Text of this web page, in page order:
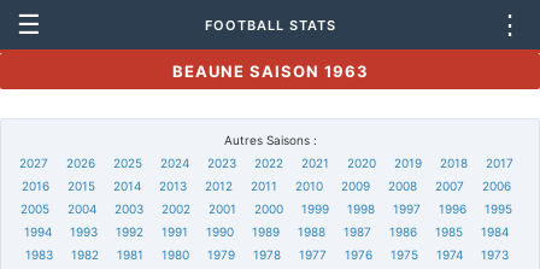
☰ FOOTBALL STATS ⋮
BEAUNE SAISON 1963
Autres Saisons :
2027
2026 2025 2024 2023 2022 2021 2020 2019 2018
2017
2016
2015 2014 2013 2012 2011 2010 2009 2008 2007
2006
2005
2004 2003 2002 2001 2000 1999 1998 1997 1996
1995
1994
1993 1992 1991 1990 1989 1988 1987 1986 1985
1984
1983
1982 1981 1980 1979 1978 1977 1976 1975 1974
1973